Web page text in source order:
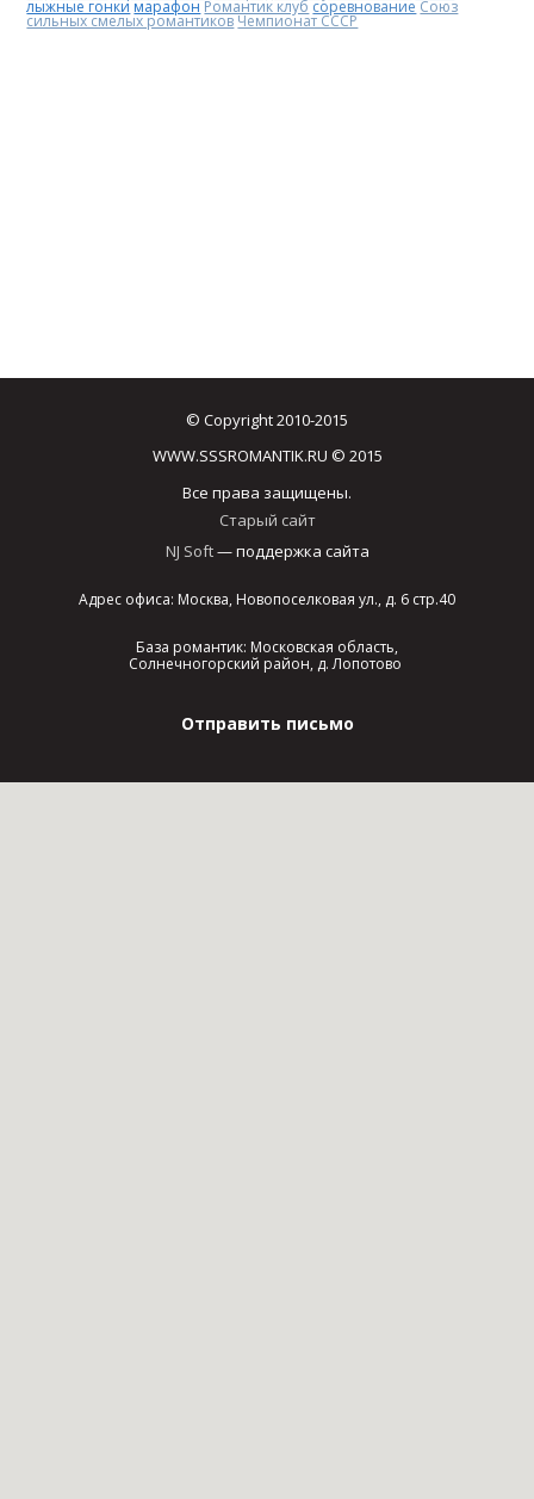
лыжные гонки марафонРомантик клубсоревнованиеСоюз
сильных смелых романтиковЧемпионат СССР
© Copyright 2010-2015
WWW.SSSROMANTIK.RU © 2015
Все права защищены.
Старый сайт
NJ Soft— поддержка сайта
Адрес офиса: Москва, Новопоселковая ул., д. 6 стр.40
База романтик: Московская область,
Солнечногорский район, д. Лопотово
Отправить письмо